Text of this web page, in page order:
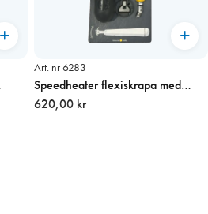
Art. nr 6283
Speedheater flexiskrapa med
hölster
620,00 kr